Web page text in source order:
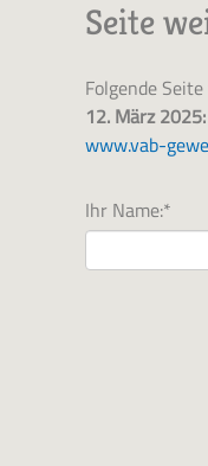
Seite
Folgende
12. März
www.vab-
Ihr Name:*